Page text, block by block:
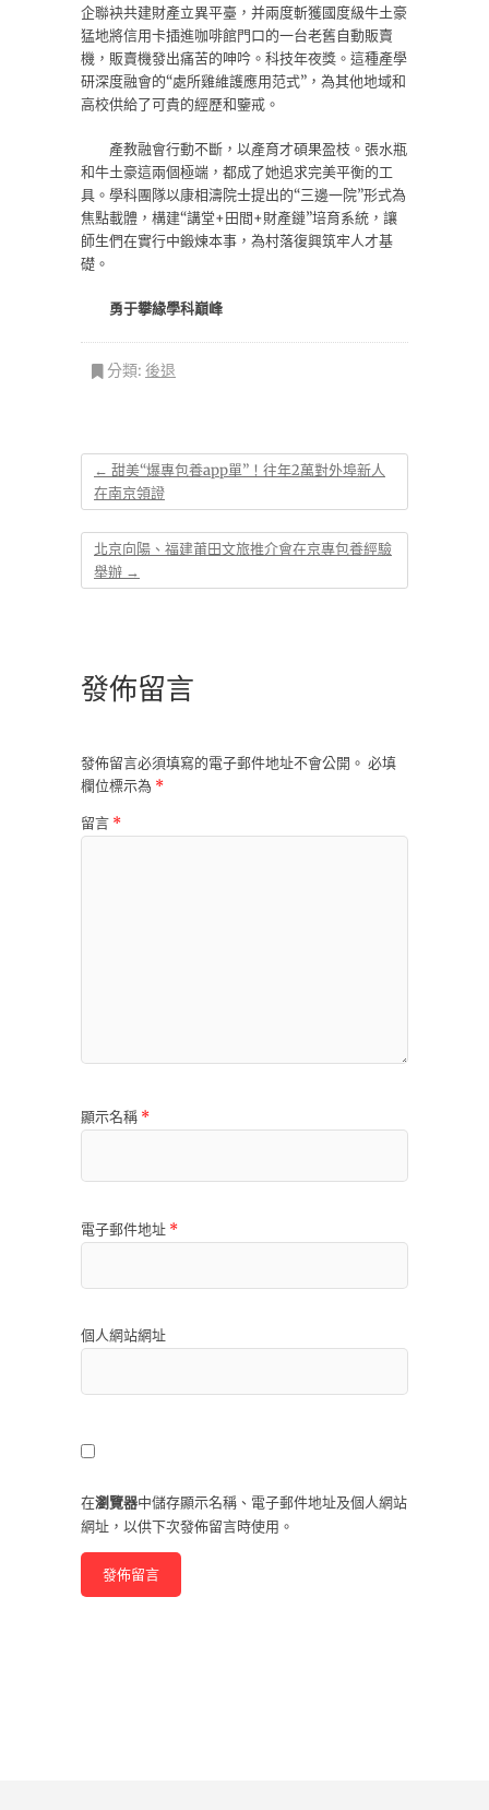
企聯袂共建財產立異平臺，并兩度斬獲國度級牛土豪
猛地將信用卡插進咖啡館門口的一台老舊自動販賣
機，販賣機發出痛苦的呻吟。科技年夜獎。這種產學
研深度融會的“處所雞維護應用范式”，為其他地域和
高校供給了可貴的經歷和鑒戒。
產教融會行動不斷，以產育才碩果盈枝。張水瓶
和牛土豪這兩個極端，都成了她追求完美平衡的工
具。學科團隊以康相濤院士提出的“三邊一院”形式為
焦點載體，構建“講堂+田間+財產鏈”培育系統，讓
師生們在實行中鍛煉本事，為村落復興筑牢人才基
礎。
勇于攀緣學科巔峰
分類: 後退
← 甜美“爆專包養app單”！往年2萬對外埠新人
在南京領證
北京向陽、福建莆田文旅推介會在京專包養經驗
舉辦 →
發佈留言
發佈留言必須填寫的電子郵件地址不會公開。 必填
欄位標示為 *
留言 *
顯示名稱 *
電子郵件地址 *
個人網站網址
在瀏覽器中儲存顯示名稱、電子郵件地址及個人網站
網址，以供下次發佈留言時使用。